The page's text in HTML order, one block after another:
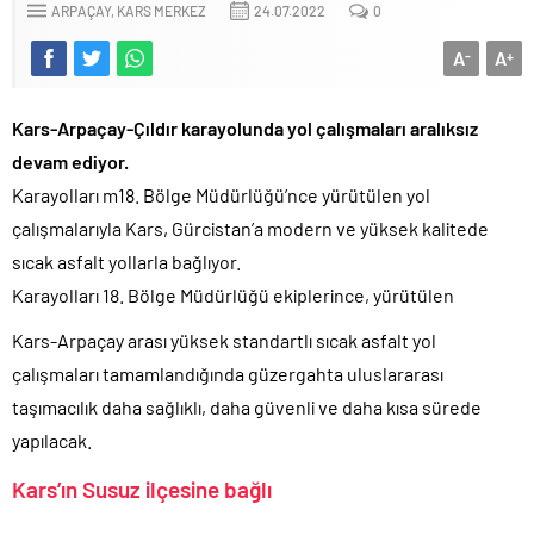
ARPAÇAY KARS MERKEZ 24.07.2022 0
A+
A-
Kars-Arpaçay-Çıldır karayolunda yol çalışmaları aralıksız
devam ediyor.
Karayolları m18. Bölge Müdürlüğü’nce yürütülen yol
çalışmalarıyla Kars, Gürcistan’a modern ve yüksek kalitede
sıcak asfalt yollarla bağlıyor.
Karayolları 18. Bölge Müdürlüğü ekiplerince, yürütülen
Kars-Arpaçay arası yüksek standartlı sıcak asfalt yol
çalışmaları tamamlandığında güzergahta uluslararası
taşımacılık daha sağlıklı, daha güvenli ve daha kısa sürede
yapılacak.
Kars’ın Susuz ilçesine bağlı